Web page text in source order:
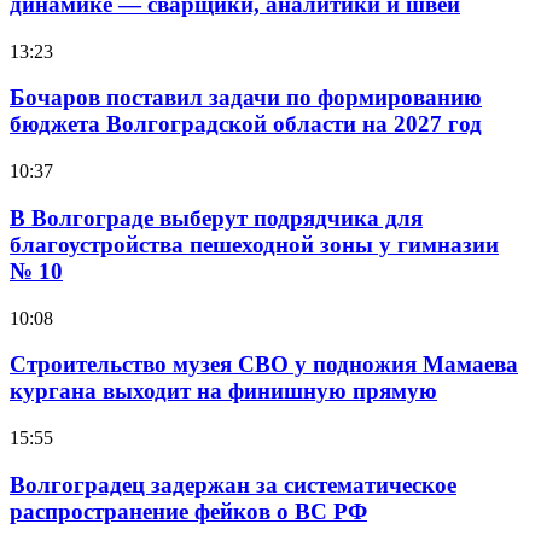
13:23
Бочаров поставил задачи по формированию
бюджета Волгоградской области на 2027 год
10:37
В Волгограде выберут подрядчика для
благоустройства пешеходной зоны у гимназии
№ 10
10:08
Строительство музея СВО у подножия Мамаева
кургана выходит на финишную прямую
15:55
Волгоградец задержан за систематическое
распространение фейков о ВС РФ